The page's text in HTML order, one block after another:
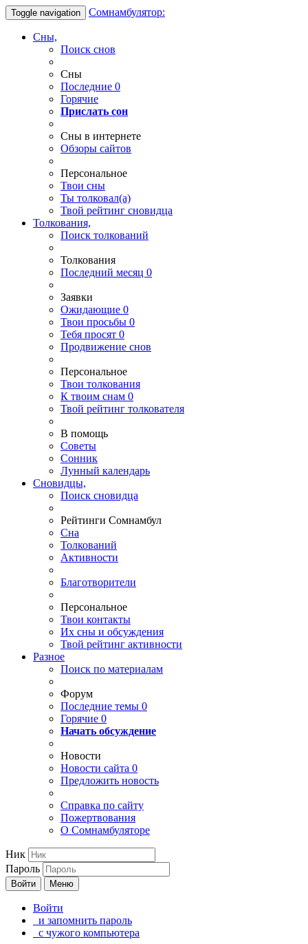
Toggle navigation Сомнамбулятор:
Сны,
Поиск снов
Сны
Последние 0
Горячие
Прислать сон
Сны в интернете
Обзоры сайтов
Персональное
Твои сны
Ты толковал(а)
Твой рейтинг сновидца
Толкования,
Поиск толкований
Толкования
Последний месяц 0
Заявки
Ожидающие 0
Твои просьбы 0
Тебя просят 0
Продвижение снов
Персональное
Твои толкования
К твоим снам 0
Твой рейтинг толкователя
В помощь
Советы
Сонник
Лунный календарь
Сновидцы,
Поиск сновидца
Рейтинги Сомнамбул
Сна
Толкований
Активности
Благотворители
Персональное
Твои контакты
Их сны и обсуждения
Твой рейтинг активности
Разное
Поиск по материалам
Форум
Последние темы 0
Горячие 0
Начать обсуждение
Новости
Новости сайта 0
Предложить новость
Справка по сайту
Пожертвования
О Сомнамбуляторе
Ник
Пароль
Войти Меню
Войти
и запомнить пароль
с чужого компьютера